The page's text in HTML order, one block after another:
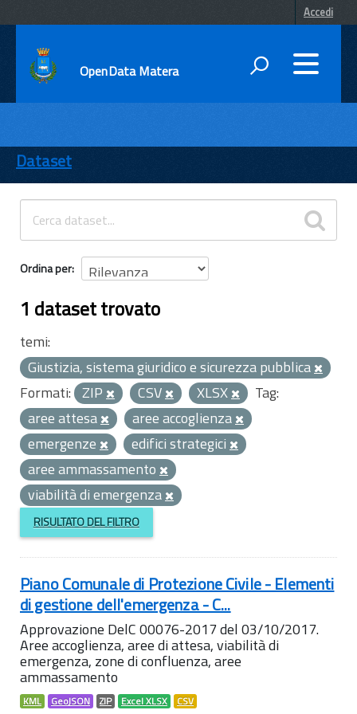
Accedi
OpenData Matera
ENTI
TEMI
INFORMAZIONI
Dataset
Ordina per
1 dataset trovato
temi:
Giustizia, sistema giuridico e sicurezza pubblica
Formati: ZIP CSV XLSX
Tag:
aree attesa
aree accoglienza
emergenze
edifici strategici
aree ammassamento
viabilità di emergenza
RISULTATO DEL FILTRO
Piano Comunale di Protezione Civile - Elementi
di gestione dell'emergenza - C...
Approvazione DelC 00076-2017 del 03/10/2017.
Aree accoglienza, aree di attesa, viabilità di
emergenza, zone di confluenza, aree
ammassamento
KML GeoJSON ZIP Excel XLSX CSV